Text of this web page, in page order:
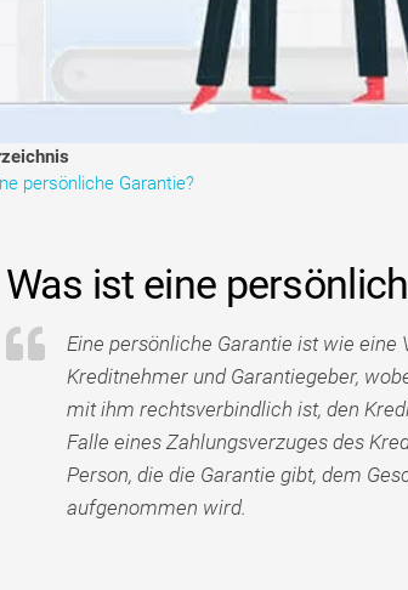
persönliche Garantie?
Was ist eine
Eine persönliche Garantie ist wie eine
Kreditnehmer und Garantiegeber,
mit ihm rechtsverbindlich ist, den
Falle eines Zahlungsverzuges des
Person, die die Garantie gibt, dem
aufgenommen wird.